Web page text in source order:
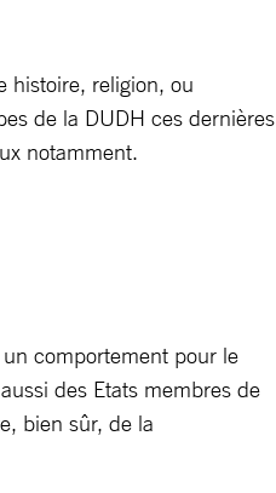
histoire, religion, ou
de la DUDH ces dernières
notamment.
un comportement pour le
des Etats membres de
bien sûr, de la